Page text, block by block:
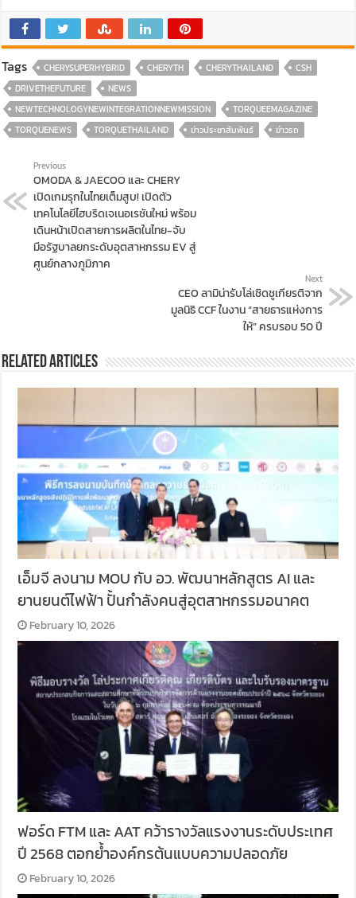
Tags CHERYSUPERHYBRID CHERYTH CHERYTHAILAND
CSH
DRIVETHEFUTURE
NEWS
NEWTECHNOLOGYNEWINTEGRATIONNEWMISSION
TORQUEEMAGAZINE
TORQUENEWS
TORQUETHAILAND ข่าวประชาสัมพันธ์ ข่าวรถ
Previous
OMODA & JAECOO และ CHERY
เปิดเกมรุกในไทยเต็มสูบ! เปิดตัว
เทคโนโลยีไฮบริดเจเนอเรชันใหม่ พร้อม
เดินหน้าเปิดสายการผลิตในไทย-จับ
มือรัฐบาลยกระดับอุตสาหกรรม EV สู่
ศูนย์กลางภูมิภาค
Next
CEO ลามิน่ารับโล่เชิดชูเกียรติจาก
มูลนิธิ CCF ในงาน “สายธารแห่งการ
ให้” ครบรอบ 50 ปี
Related Articles
เอ็มจี ลงนาม MOU กับ อว. พัฒนาหลักสูตร AI และ
ยานยนต์ไฟฟ้า ปั้นกำลังคนสู่อุตสาหกรรมอนาคต
February 10, 2026
ฟอร์ด FTM และ AAT คว้ารางวัลแรงงานระดับประเทศ
ปี 2568 ตอกย้ำองค์กรต้นแบบความปลอดภัย
February 10, 2026